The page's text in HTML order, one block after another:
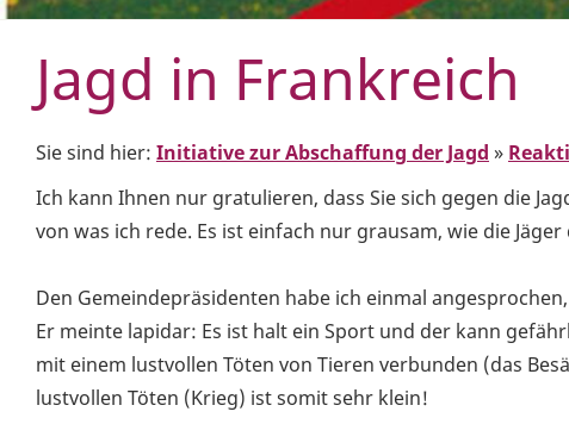
Jagd in Frankreich
Sie sind hier: Initiative zur Abschaffung der Jagd »
Ich kann Ihnen nur gratulieren, dass Sie sich gegen die
von was ich rede. Es ist einfach nur grausam, wie die
Den Gemeindepräsidenten habe ich einmal
Er meinte lapidar: Es ist halt ein Sport und der kann
mit einem lustvollen Töten von Tieren verbunden (das
lustvollen Töten (Krieg) ist somit sehr klein!